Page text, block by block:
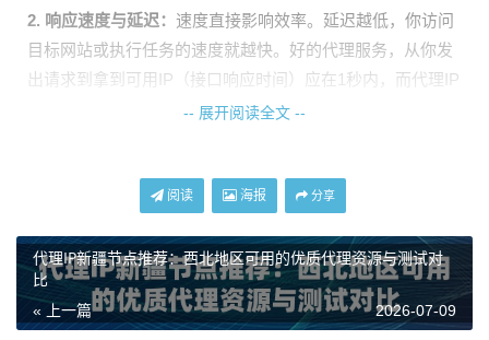
2. 响应速度与延迟： 速度直接影响效率。延迟越低，你访问
目标网站或执行任务的速度就越快。好的代理服务，从你发
出请求到拿到可用IP（接口响应时间）应在1秒内，而代理IP
本身的网络延迟最好能控制在10毫秒级别。这能极大提升数
3. 匿名性等级与纯净度： 代理IP的匿名性决定了你被发现和
封锁的风险。高匿代理能完全隐藏你的真实IP，让目标服务
器只看到代理IP。IP的纯净度也很重要，如果这个IP之前被
很多人滥用过，那你接手后很可能刚用就被封。选择像天启
代理这样拥有纯净网络、IP资源正规授权的服务商，能有效
降低关联风险。
-- 展开阅读全文 --
阅读 海报 分享
代理IP新疆节点推荐：西北地区可用的优质代理资源与测试对
比
« 上一篇 2026-07-09